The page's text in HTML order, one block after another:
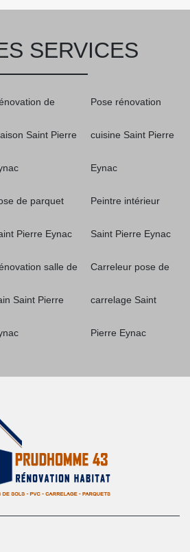
SERVICES
de
Saint Pierre
de parquet
Pierre Eynac
salle de
Saint Pierre
Pose rénovation
cuisine Saint Pierre
Eynac
Peintre intérieur
Saint Pierre Eynac
Carreleur pose de
carrelage Saint
Pierre Eynac